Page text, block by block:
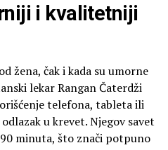
i kvalitetniji
žena, čak i kada su umorne
lekar Rangan Čaterdži
telefona, tableta ili
u krevet. Njegov savet
minuta, što znači potpuno